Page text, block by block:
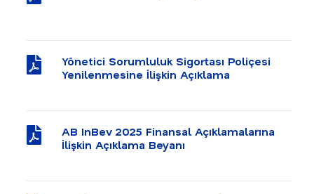
Yönetici Sorumluluk Sigortası Poliçesi
Yenilenmesine İlişkin Açıklama
AB InBev 2025 Finansal Açıklamalarına
İlişkin Açıklama Beyanı